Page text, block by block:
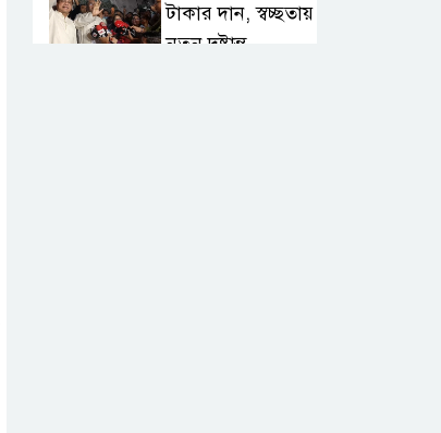
টাকার দান, স্বচ্ছতায়
নতুন দৃষ্টান্ত